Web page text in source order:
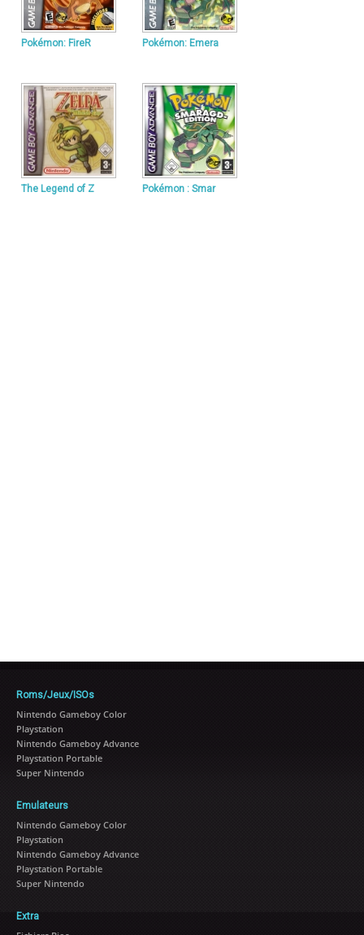
Pokémon: FireR Pokémon: Emera
The Legend of Z Pokémon : Smar
Roms/Jeux/ISOs
Nintendo Gameboy Color
Playstation
Nintendo Gameboy Advance
Playstation Portable
Super Nintendo
Emulateurs
Nintendo Gameboy Color
Playstation
Nintendo Gameboy Advance
Playstation Portable
Super Nintendo
Extra